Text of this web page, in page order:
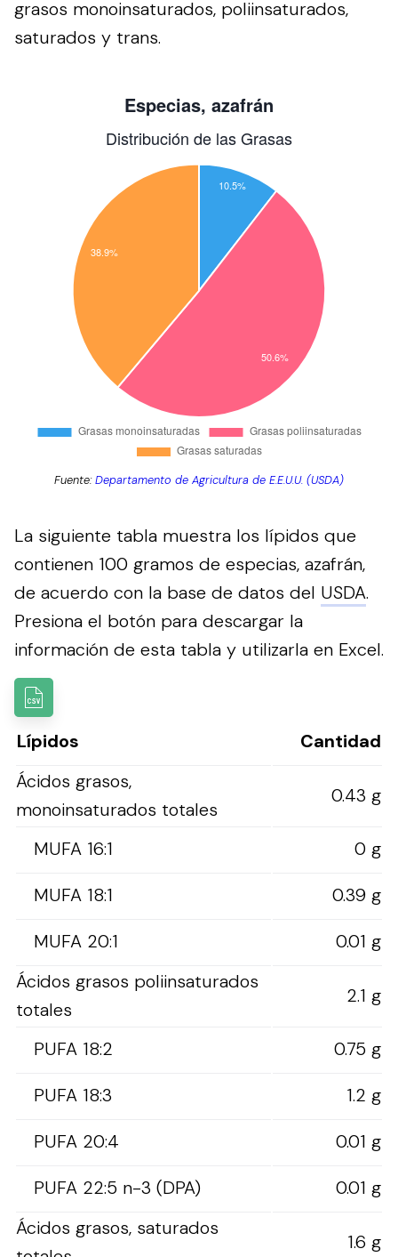
grasos monoinsaturados, poliinsaturados,
saturados y trans.
Fuente:Departamento de Agricultura de E.E.U.U. (USDA)
La siguiente tabla muestra los lípidos que
contienen 100 gramos de especias, azafrán,
de acuerdo con la base de datos del USDA.
Presiona el botón para descargar la
información de esta tabla y utilizarla en Excel.
Lípidos
Cantidad
Ácidos grasos,
monoinsaturados totales
0.43 g
MUFA 16:1
0 g
MUFA 18:1
0.39 g
MUFA 20:1
0.01 g
Ácidos grasos poliinsaturados
totales
2.1 g
PUFA 18:2
0.75 g
PUFA 18:3
1.2 g
PUFA 20:4
0.01 g
PUFA 22:5 n-3 (DPA)
0.01 g
Ácidos grasos, saturados
1.6 g